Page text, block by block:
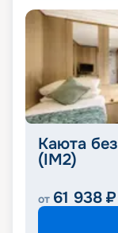
Каюта
(IM2)
от 61 938 ₽